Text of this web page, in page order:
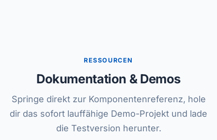
RESSOURCEN
Dokumentation & Demos
Springe direkt zur Komponentenreferenz, hole
dir das sofort lauffähige Demo-Projekt und lade
die Testversion herunter.